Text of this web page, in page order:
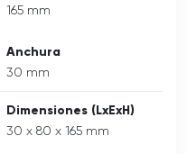
165 mm
Anchura
30 mm
Dimensiones (LxExH)
30 x 80 x 165 mm